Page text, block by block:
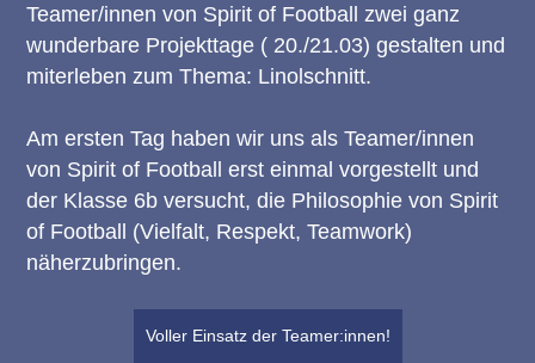
Teamer/innen von Spirit of Football zwei ganz
wunderbare Projekttage ( 20./21.03) gestalten und
miterleben zum Thema: Linolschnitt.
Am ersten Tag haben wir uns als Teamer/innen
von Spirit of Football erst einmal vorgestellt und
der Klasse 6b versucht, die Philosophie von Spirit
of Football (Vielfalt, Respekt,Teamwork)
näherzubringen.
Voller Einsatz der Teamer:innen!